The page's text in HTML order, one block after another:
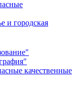
и городская
качественные